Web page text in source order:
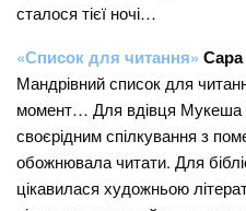
сталося тієї ночі…
«Список для читання»
Мандрівний список для
момент… Для вдівця Мукеша
своєрідним спілкування з
обожнювала читати. Для
цікавилася художньою